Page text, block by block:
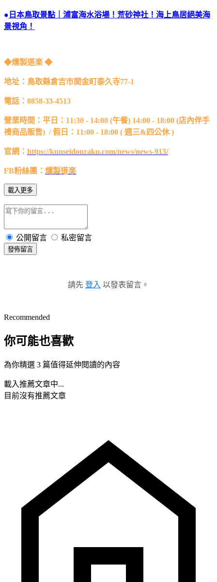
● 日本鳥取景點｜浦富海水浴場！荒砂神社！海上鳥居絕美海
景視角！
◆燻製道楽 ◆
地址：鳥取縣倉吉市関金町泰久寺77-1
電話：0858-33-4513
營業時間：平日：11:30 - 14:00 (午餐) 14:00 - 18:00 (店內伴手
禮商品販售) / 假日：11:00 - 18:00 ( 週三&四公休 )
官網： https://kunseidouraku.com/news/news-913/
FB粉絲團： 燻製道楽
載入更多
公開留言 私密留言
發佈留言
請先 登入 以發表留言。
Recommended
你可能也喜歡
為你精選 3 篇值得延伸閱讀的內容
載入推薦文章中...
目前沒有推薦文章